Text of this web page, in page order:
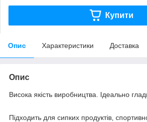
Купити
Опис Характеристики Доставка
Опис
Висока якість виробництва. Ідеально
Підходить для сипких продуктів,